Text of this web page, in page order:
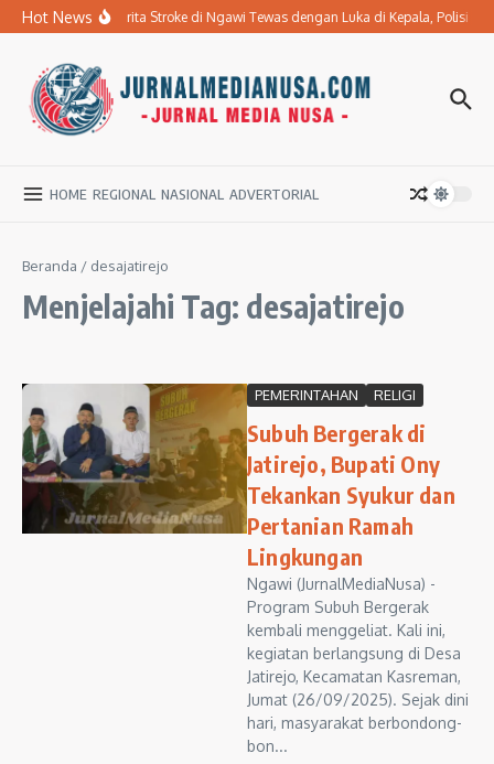
Lewati ke konten
Hot NewsIbu Penderita Stroke di Ngawi Tewas dengan Luka di Kepala, Polisi
HOME REGIONAL NASIONAL ADVERTORIAL
Beranda / desajatirejo
Menjelajahi Tag: desajatirejo
PEMERINTAHAN RELIGI
Subuh Bergerak di
Jatirejo, Bupati Ony
Tekankan Syukur dan
Pertanian Ramah
Lingkungan
Ngawi (JurnalMediaNusa) -
Program Subuh Bergerak
kembali menggeliat. Kali ini,
kegiatan berlangsung di Desa
Jatirejo, Kecamatan Kasreman,
Jumat (26/09/2025). Sejak dini
hari, masyarakat berbondong-
bon...